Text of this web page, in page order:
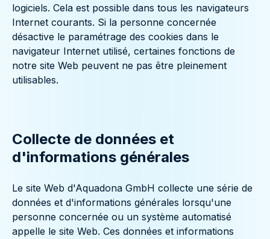
logiciels. Cela est possible dans tous les navigateurs
Internet courants. Si la personne concernée
désactive le paramétrage des cookies dans le
navigateur Internet utilisé, certaines fonctions de
notre site Web peuvent ne pas être pleinement
utilisables.
Collecte de données et
d'informations générales
Le site Web d'Aquadona GmbH collecte une série de
données et d'informations générales lorsqu'une
personne concernée ou un système automatisé
appelle le site Web. Ces données et informations